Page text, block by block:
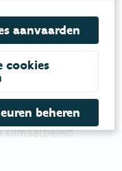
maken?
partners in op
klimaatbeleid.
aanvaarden
cookies
beheren